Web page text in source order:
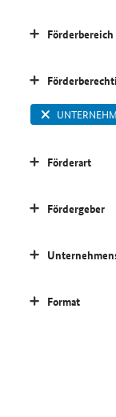
Förderbereich
Förderart
Fördergeber
Format